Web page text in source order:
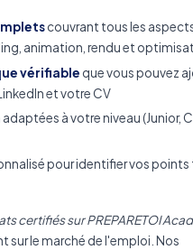
couvrant tous les
animation, rendu et
vérifiable que vous pouvez
et votre CV
à votre niveau (Junior,
pour identifier vos
certifiés sur PREPARETOI
sur le marché de l'emploi. Nos